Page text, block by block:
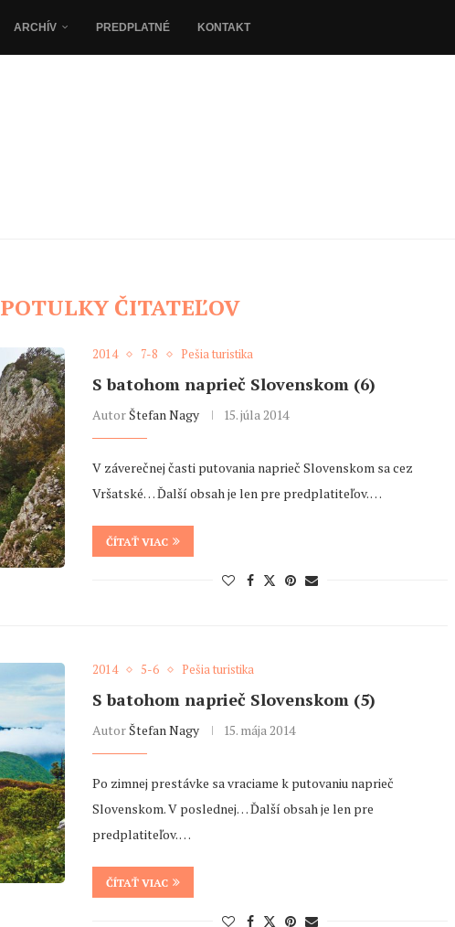
ARCHÍV PREDPLATNÉ KONTAKT
POTULKY ČITATEĽOV
2014 7-8 Pešia turistika
S batohom naprieč Slovenskom (6)
Autor Štefan Nagy 15. júla 2014
V záverečnej časti putovania naprieč Slovenskom sa cez
Vršatské… Ďalší obsah je len pre predplatiteľov. …
ČÍTAŤ VIAC
2014 5-6 Pešia turistika
S batohom naprieč Slovenskom (5)
Autor Štefan Nagy 15. mája 2014
Po zimnej prestávke sa vraciame k putovaniu naprieč
Slovenskom. V poslednej… Ďalší obsah je len pre
predplatiteľov. …
ČÍTAŤ VIAC